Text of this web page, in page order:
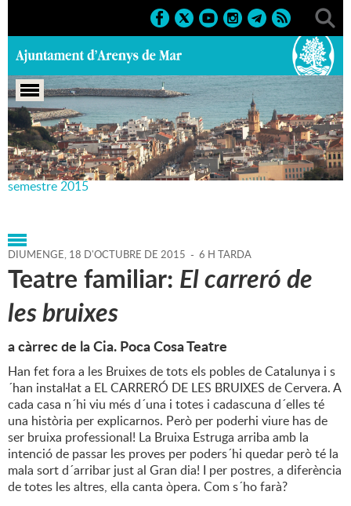
Portada > Agenda > 18-10-
2015 > Marcs > Culturals > 2015 > Teatre Principal 2n
semestre 2015
DIUMENGE, 18 D'OCTUBRE DE 2015 - 6 H TARDA
Teatre familiar: El carreró de
les bruixes
a càrrec de la Cia. Poca Cosa Teatre
Han fet fora a les Bruixes de tots els pobles de Catalunya i s
´han instal·lat a EL CARRERÓ DE LES BRUIXES de Cervera. A
cada casa n´hi viu més d´una i totes i cadascuna d´elles té
una història per explicar­nos. Però per poder­hi viure has de
ser bruixa professional! La Bruixa Estruga arriba amb la
intenció de passar les proves per poder­s´hi quedar però té la
mala sort d´arribar just al Gran dia! I per postres, a diferència
de totes les altres, ella canta òpera. Com s´ho farà?